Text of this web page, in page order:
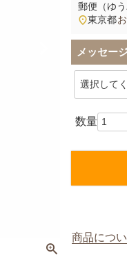
郵便（ゆう
東京都
メッセー
商品につ